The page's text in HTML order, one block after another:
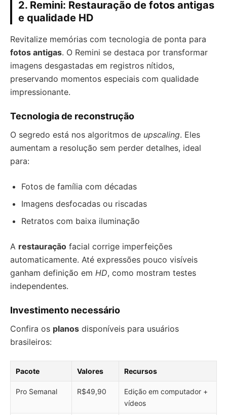
2. Remini: Restauração de fotos antigas
e qualidade HD
Revitalize memórias com tecnologia de ponta para
fotos antigas. O Remini se destaca por transformar
imagens desgastadas em registros nítidos,
preservando momentos especiais com qualidade
impressionante.
Tecnologia de reconstrução
O segredo está nos algoritmos de upscaling. Eles
aumentam a resolução sem perder detalhes, ideal
para:
Fotos de família com décadas
Imagens desfocadas ou riscadas
Retratos com baixa iluminação
A restauração facial corrige imperfeições
automaticamente. Até expressões pouco visíveis
ganham definição em HD, como mostram testes
independentes.
Investimento necessário
Confira os planos disponíveis para usuários
brasileiros:
Pacote Valores Recursos
Pro Semanal R$49,90
Edição em computador +
vídeos